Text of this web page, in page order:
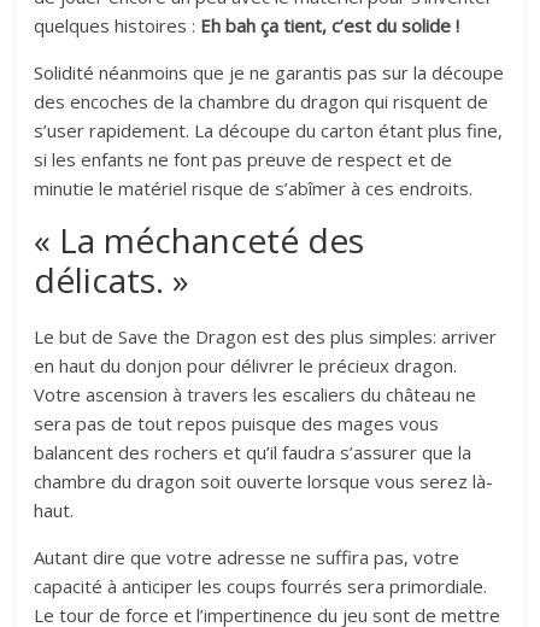
quelques histoires : Eh bah ça tient, c’est du solide !
Solidité néanmoins que je ne garantis pas sur la découpe
des encoches de la chambre du dragon qui risquent de
s’user rapidement. La découpe du carton étant plus fine,
si les enfants ne font pas preuve de respect et de
minutie le matériel risque de s’abîmer à ces endroits.
« La méchanceté des
délicats. »
Le but de Save the Dragon est des plus simples: arriver
en haut du donjon pour délivrer le précieux dragon.
Votre ascension à travers les escaliers du château ne
sera pas de tout repos puisque des mages vous
balancent des rochers et qu’il faudra s’assurer que la
chambre du dragon soit ouverte lorsque vous serez là-
haut.
Autant dire que votre adresse ne suffira pas, votre
capacité à anticiper les coups fourrés sera primordiale.
Le tour de force et l’impertinence du jeu sont de mettre